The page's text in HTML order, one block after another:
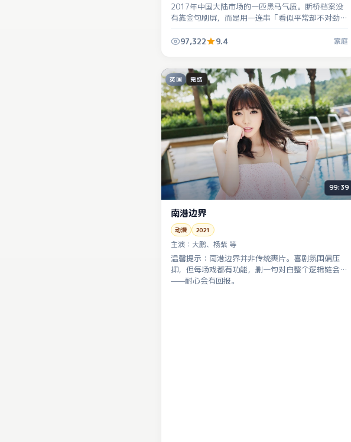
2017年中国大陆市场的一匹黑马气质。断桥档案没
有靠金句刷屏，而是用一连串「看似平常却不对劲」
97,322
9.4 家庭
英国 完结
99:39
南港边界
动漫 2021
主演： 大鹏、杨紫 等
温馨提示：南港边界并非传统爽片。喜剧氛围偏压
抑，但每场戏都有功能，删一句对白整个逻辑链会断
——耐心会有回报。